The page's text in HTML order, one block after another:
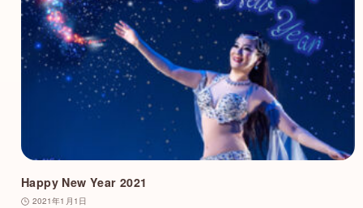
Happy New Year 2021
2021年1月1日